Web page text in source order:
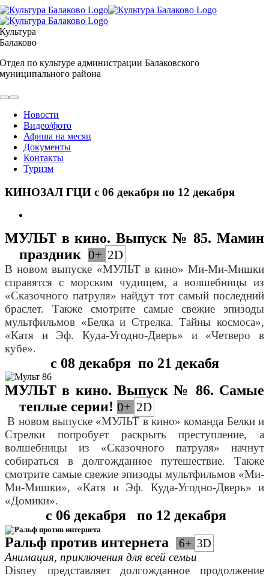
Skip
to
content
Культура
Балаково
Отдел по культуре администрации Балаковского
муниципального района
Toggle
NavigationНовости
Видео/фото
Афиша на месяц
Документы
Контакты
Туризм
КИНОЗАЛ ГЦИ с 06 декабря по 12 декабря
Image
МУЛЬТ в кино. Выпуск № 85. Мамин
праздник 0+ 2D
В новом выпуске «МУЛЬТ в кино» Ми-Ми-Мишки
справятся с морским чудищем, а волшебницы из
«Сказочного патруля» найдут тот самый последний
браслет. Также смотрите самые свежие эпизоды
мультфильмов «Белка и Стрелка. Тайны космоса»,
«Катя и Эф. Куда-Угодно-Дверь» и «Четверо в
кубе».
с 08 декабря по 21 декабя
МУЛЬТ в кино. Выпуск № 86. Самые
теплые серии! 0+ 2D
В новом выпуске «МУЛЬТ в кино» команда Белки и
Стрелки попробует раскрыть преступление, а
волшебницы из «Сказочного патруля» начнут
собираться в долгожданное путешествие. Также
смотрите самые свежие эпизоды мультфильмов «Ми-
Ми-Мишки», «Катя и Эф. Куда-Угодно-Дверь» и
«Домики».
с 06 декабря по 12 декабря
Ральф против интернета
6+ 3D
Анимация, приключения для всей семьи
Disney представляет долгожданное продолжение